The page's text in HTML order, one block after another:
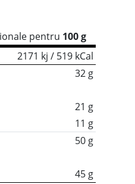
pentru 100 g
2171 kj / 519 kCal
32 g
21 g
11 g
50 g
45 g